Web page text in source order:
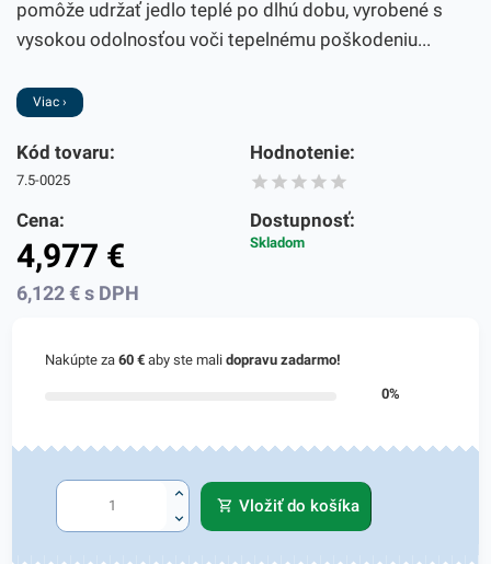
pomôže udržať jedlo teplé po dlhú dobu, vyrobené s
vysokou odolnosťou voči tepelnému poškodeniu...
Viac ›
Kód tovaru:
7.5-0025
Hodnotenie:
Cena:
4,977 €
6,122€ s DPH
Dostupnosť:
Skladom
Nakúpte za60 € aby ste malidopravu zadarmo!
0%
Vložiť do košíka